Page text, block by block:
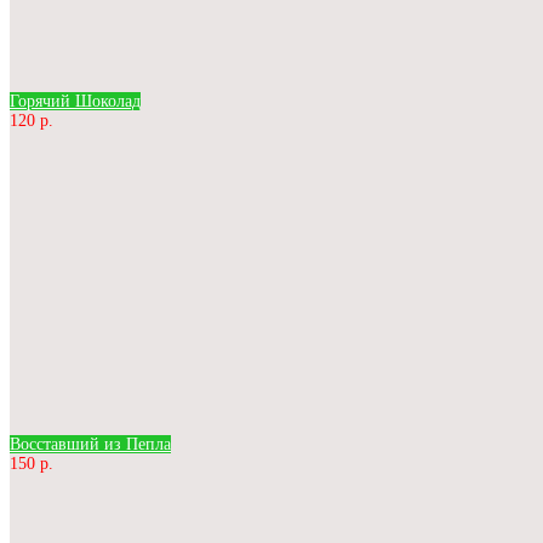
Горячий Шоколад
120 р.
Восставший из Пепла
150 р.